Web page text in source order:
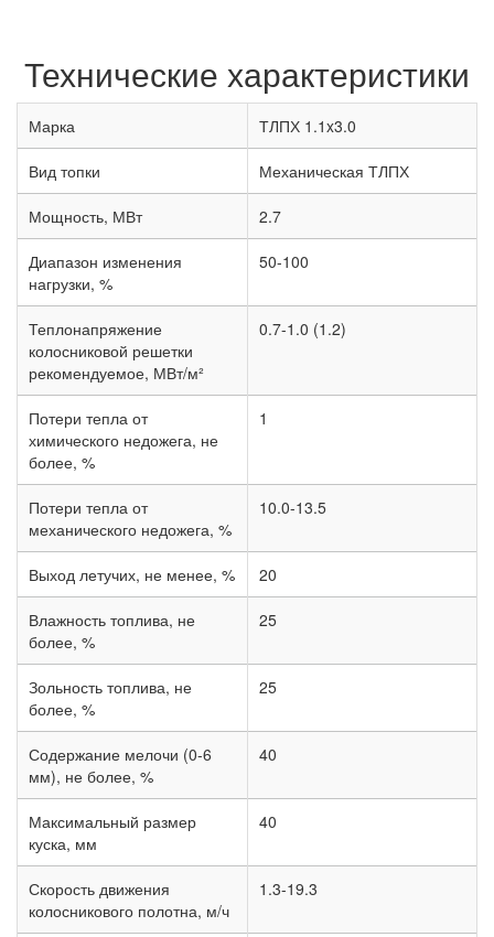
Технические характеристики
Марка ТЛПХ 1.1x3.0
Вид топки Механическая ТЛПХ
Мощность, МВт 2.7
Диапазон изменения
нагрузки, %
50-100
Теплонапряжение
колосниковой решетки
рекомендуемое, МВт/м²
0.7-1.0 (1.2)
Потери тепла от
химического недожега, не
более, %
1
Потери тепла от
механического недожега, %
10.0-13.5
Выход летучих, не менее, % 20
Влажность топлива, не
более, %
25
Зольность топлива, не
более, %
25
Содержание мелочи (0-6
мм), не более, %
40
Максимальный размер
куска, мм
40
Скорость движения
колосникового полотна, м/ч
1.3-19.3